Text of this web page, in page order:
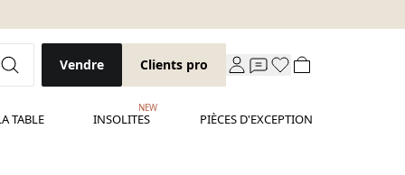
Vendre Clients pro
TABLE INSOLITES
NEW
PIÈCES D'EXCEPTION